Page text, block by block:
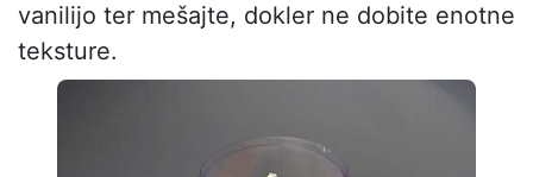
vanilijo ter mešajte, dokler ne dobite enotne
teksture.